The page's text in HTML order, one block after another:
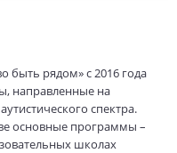
быть рядом» с 2016 года
направленные на
спектра.
основные программы –
школах